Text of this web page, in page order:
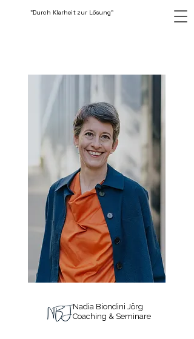
"Durch Klarheit zur Lösung"
Nadia Biondini Jörg
Coaching & Seminare